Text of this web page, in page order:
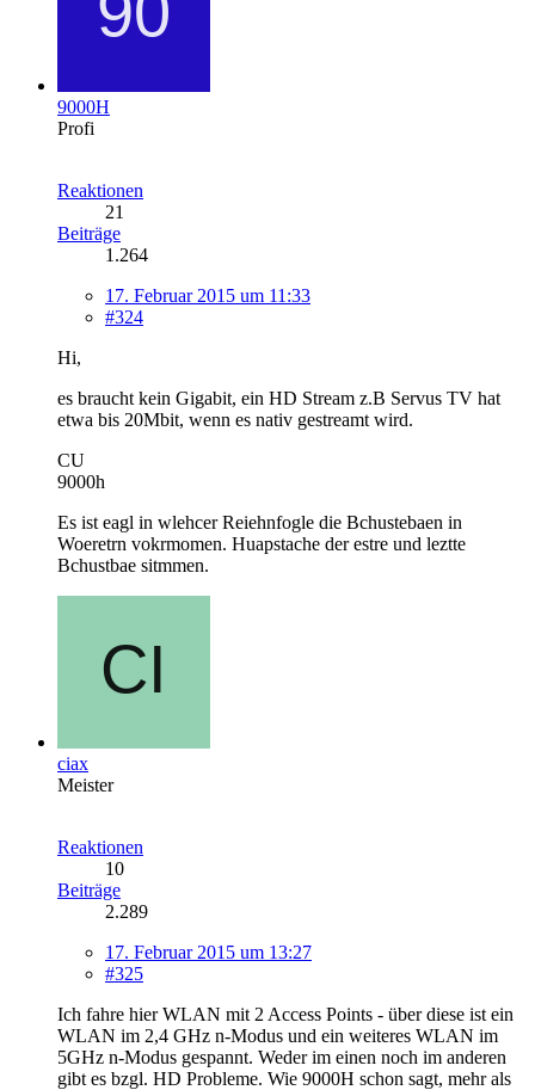
9000H
Profi
Reaktionen
21
Beiträge
1.264
17. Februar 2015 um 11:33
#324
Hi,
es braucht kein Gigabit, ein HD Stream z.B Servus TV hat
etwa bis 20Mbit, wenn es nativ gestreamt wird.
CU
9000h
Es ist eagl in wlehcer Reiehnfogle die Bchustebaen in
Woeretrn vokrmomen. Huapstache der estre und leztte
Bchustbae sitmmen.
ciax
Meister
Reaktionen
10
Beiträge
2.289
17. Februar 2015 um 13:27
#325
Ich fahre hier WLAN mit 2 Access Points - über diese ist ein
WLAN im 2,4 GHz n-Modus und ein weiteres WLAN im
5GHz n-Modus gespannt. Weder im einen noch im anderen
gibt es bzgl. HD Probleme. Wie 9000H schon sagt, mehr als